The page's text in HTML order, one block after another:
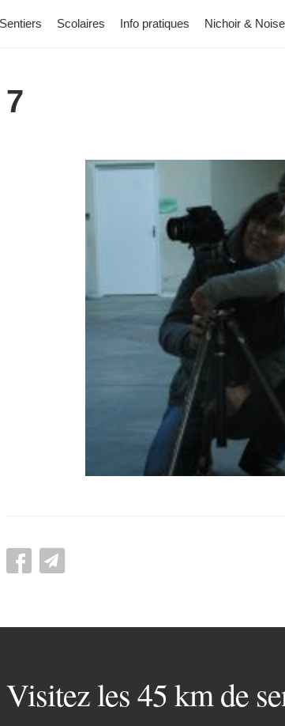
Sentiers Scolaires Info pratiques Nichoir &
7
Visitez les 45 km de